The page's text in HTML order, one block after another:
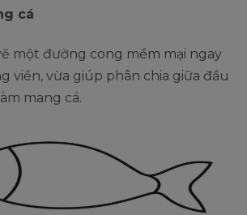
cá
một đường cong mềm mại ngay
viền, vừa giúp phân chia giữa đầu
mang cá.